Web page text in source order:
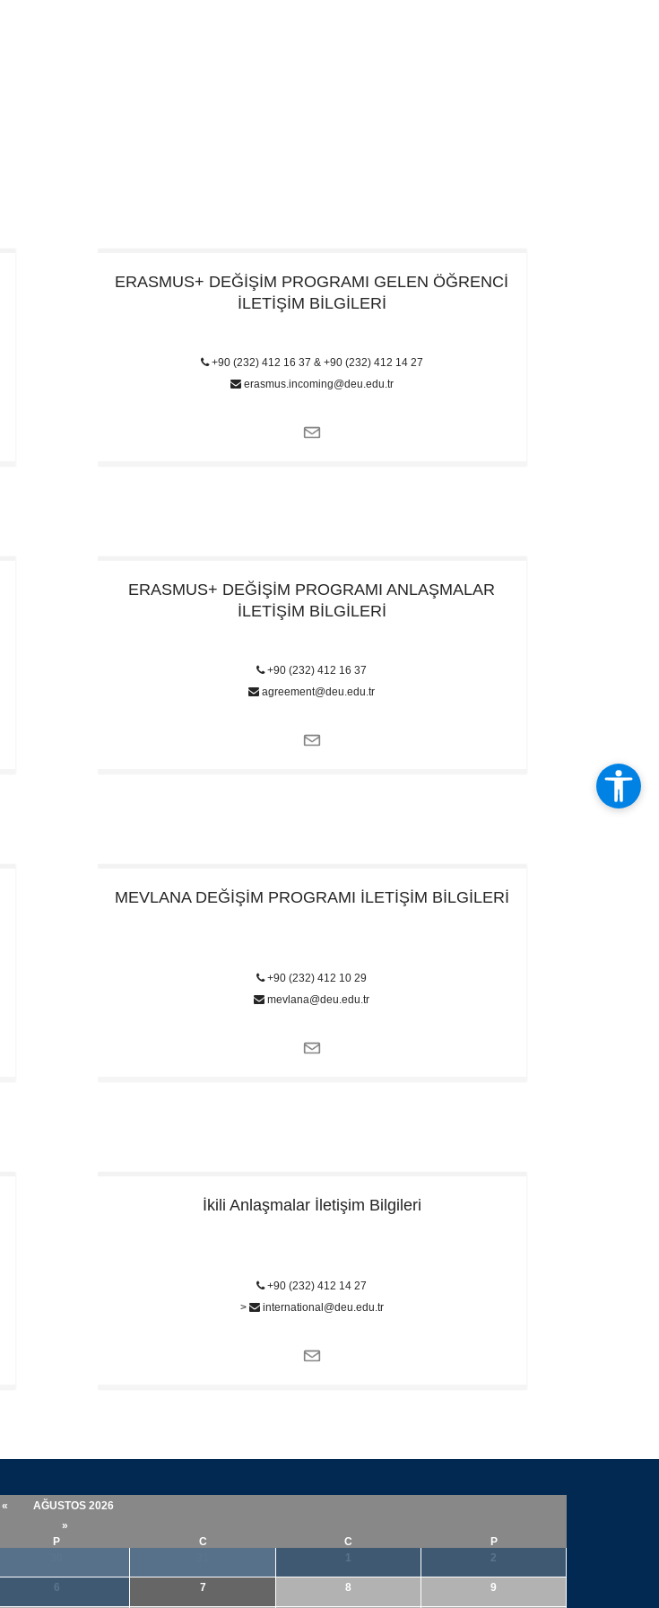
ERASMUS+ DEĞİŞİM PROGRAMI GELEN ÖĞRENCİ
İLETİŞİM BİLGİLERİ
+90 (232) 412 16 37 & +90 (232) 412 14 27
erasmus.incoming@deu.edu.tr
ERASMUS+ DEĞİŞİM PROGRAMI ANLAŞMALAR
İLETİŞİM BİLGİLERİ
+90 (232) 412 16 37
agreement@deu.edu.tr
MEVLANA DEĞİŞİM PROGRAMI İLETİŞİM BİLGİLERİ
+90 (232) 412 10 29
mevlana@deu.edu.tr
İkili Anlaşmalar İletişim Bilgileri
+90 (232) 412 14 27
>
international@deu.edu.tr
«
AĞUSTOS 2026
»
P C C
P
1 2
6 7 8 9